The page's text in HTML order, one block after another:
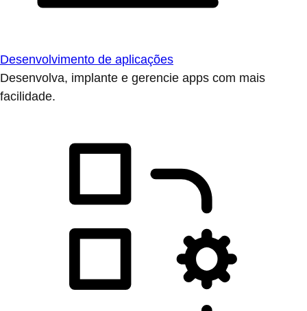
Desenvolvimento de aplicações
Desenvolva, implante e gerencie apps com mais
facilidade.